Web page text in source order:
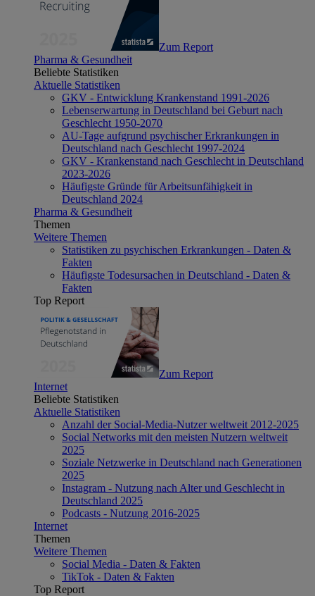
Zum Report
Pharma & Gesundheit
Beliebte Statistiken
Aktuelle Statistiken
GKV - Entwicklung Krankenstand 1991-2026
Lebenserwartung in Deutschland bei Geburt nach
Geschlecht 1950-2070
AU-Tage aufgrund psychischer Erkrankungen in
Deutschland nach Geschlecht 1997-2024
GKV - Krankenstand nach Geschlecht in Deutschland
2023-2026
Häufigste Gründe für Arbeitsunfähigkeit in
Deutschland 2024
Pharma & Gesundheit
Themen
Weitere Themen
Statistiken zu psychischen Erkrankungen - Daten &
Fakten
Häufigste Todesursachen in Deutschland - Daten &
Fakten
Top Report
Zum Report
Internet
Beliebte Statistiken
Aktuelle Statistiken
Anzahl der Social-Media-Nutzer weltweit 2012-2025
Social Networks mit den meisten Nutzern weltweit
2025
Soziale Netzwerke in Deutschland nach Generationen
2025
Instagram - Nutzung nach Alter und Geschlecht in
Deutschland 2025
Podcasts - Nutzung 2016-2025
Internet
Themen
Weitere Themen
Social Media - Daten & Fakten
TikTok - Daten & Fakten
Top Report